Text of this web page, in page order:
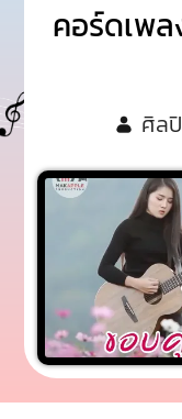
คอร์ดเพ
ศิล